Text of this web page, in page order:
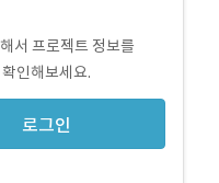
서 프로젝트 정보를
확인해보세요.
로그인
무관